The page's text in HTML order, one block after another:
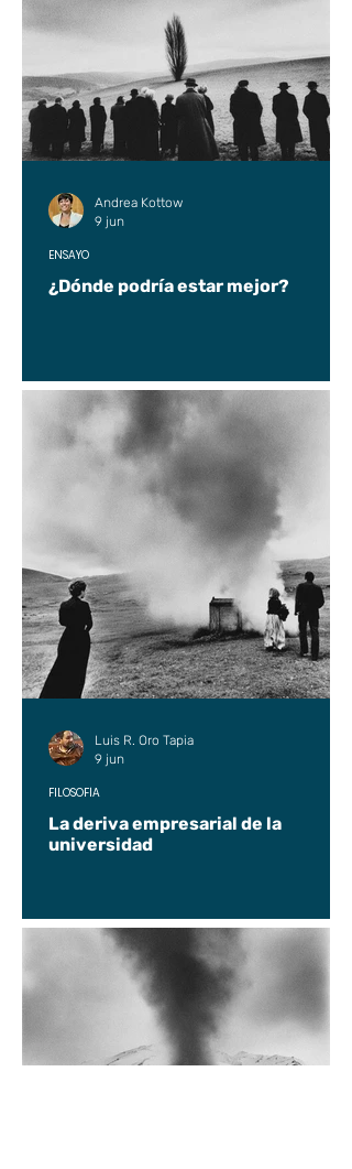
¿Dónde podría estar mejor?
ENSAYO
Andrea Kottow
9 jun
La deriva empresarial de la
universidad
FILOSOFÍA
Luis R. Oro Tapia
9 jun